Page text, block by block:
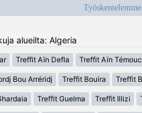
alueilta: Algeria
Treffit Aïn Defla Treffit Aïn
Bou Arréridj Treffit Bouira Treffit
Treffit Guelma Treffit Illizi